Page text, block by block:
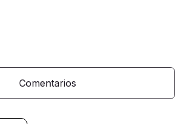
Comentarios